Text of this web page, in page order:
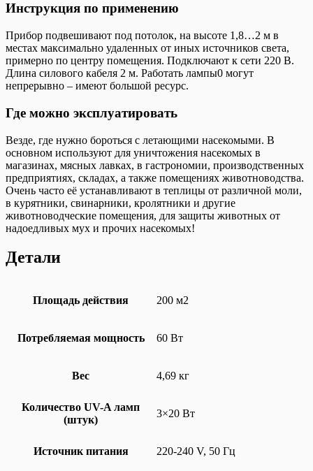
Инструкция по применению
Прибор подвешивают под потолок, на высоте 1,8…2 м в
местах максимально удаленных от иных источников света,
примерно по центру помещения. Подключают к сети 220 В.
Длина силового кабеля 2 м. Работать лампы0 могут
непрерывно – имеют большой ресурс.
Где можно эксплуатировать
Везде, где нужно бороться с летающими насекомыми. В
основном используют для уничтожения насекомых в
магазинах, мясных лавках, в гастрономии, производственных
предприятиях, складах, а также помещениях животноводства.
Очень часто её устанавливают в теплицы от различной моли,
в курятники, свинарники, кролятники и другие
животноводческие помещения, для защиты животных от
надоедливых мух и прочих насекомых!
Детали
Площадь действия 200 м2
Потребляемая мощность 60 Вт
Вес 4,69 кг
Количество UV-A ламп
(штук)
3×20 Вт
Источник питания 220-240 V, 50 Гц